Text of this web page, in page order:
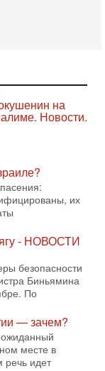
тревожных
подтвердил
об отмене
на этот
кардинально
когда
на
Новости.
их
- НОВОСТИ
безопасности
Биньямина
По
— зачем?
месте в
речь идет